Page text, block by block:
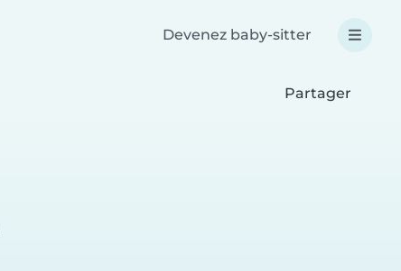
Devenez baby-sitter
Partager